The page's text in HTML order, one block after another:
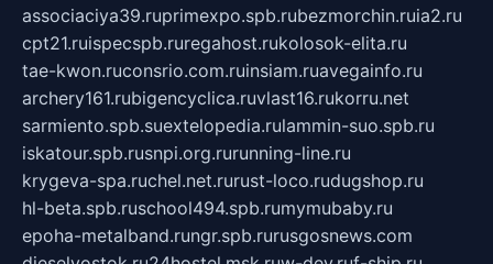
associaciya39.ruprimexpo.spb.rubezmorchin.ruia2.ru
cpt21.ruispecspb.ruregahost.rukolosok-elita.ru
tae-kwon.ruconsrio.com.ruinsiam.ruavegainfo.ru
archery161.rubigencyclica.ruvlast16.rukorru.net
sarmiento.spb.suextelopedia.rulammin-suo.spb.ru
iskatour.spb.rusnpi.org.rurunning-line.ru
krygeva-spa.ruchel.net.rurust-loco.rudugshop.ru
hl-beta.spb.ruschool494.spb.rumymubaby.ru
epoha-metalband.rungr.spb.rurusgosnews.com